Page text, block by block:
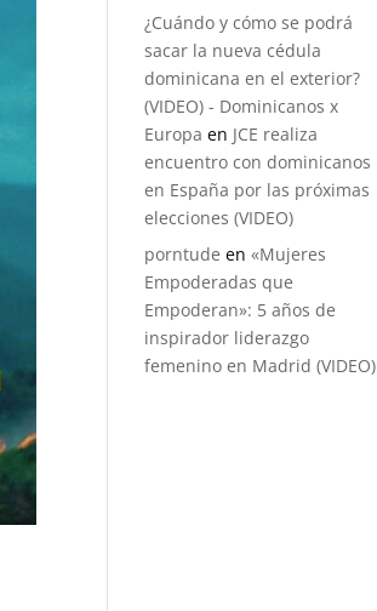
¿Cuándo y cómo se podrá
sacar la nueva cédula
dominicana en el exterior?
(VIDEO) - Dominicanos x
Europa en JCE realiza
encuentro con dominicanos
en España por las próximas
elecciones (VIDEO)
porntude en«Mujeres
Empoderadas que
Empoderan»: 5 años de
inspirador liderazgo
femenino en Madrid (VIDEO)